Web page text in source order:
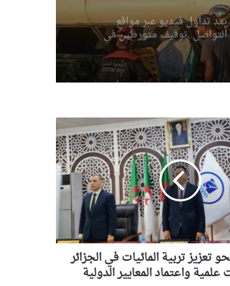
بعد تداول فيديو عبر مواقع
التواصل..توقيف متورطين في
الاعتداء على حرمة مسجد ببرج
الكيفان
مداهمات أمنية بأحياء وهران
الإطاحة بـ46 شخصا من عناصر
عصابات الأحياء في عمليات
شرطية بالبليدة
وفاة أربعة أطفال غرقا في حوض
مائي بولاية سطيف
باتنة: ضبط 24000 كبسولة
تربية المائيات في الجزائر
واعتماد المعايير الدولية